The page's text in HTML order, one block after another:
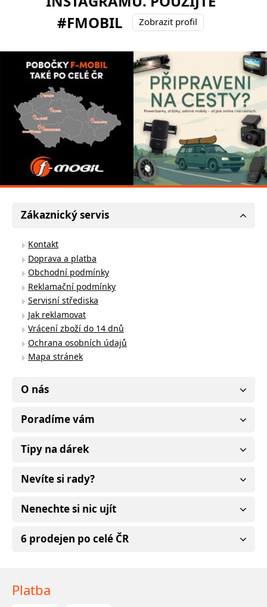
#FMOBIL
Zobrazit profil
Zákaznický servis
Kontakt
Doprava a platba
Obchodní podmínky
Reklamační podmínky
Servisní střediska
Jak reklamovat
Vrácení zboží do 14 dnů
Ochrana osobních údajů
Mapa stránek
O nás
Poradíme vám
Tipy na dárek
Nevíte si rady?
Nenechte si nic ujít
6 prodejen po celé ČR
Platba